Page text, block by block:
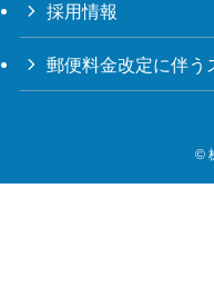
採用情報
郵便料金改定に伴う
©